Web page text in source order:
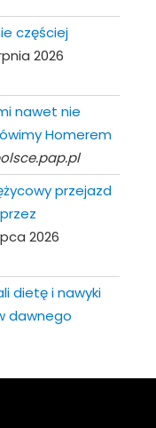
częściej
2026
nawet nie
Homerem
przejazd
2026
dietę i nawyki
dawnego